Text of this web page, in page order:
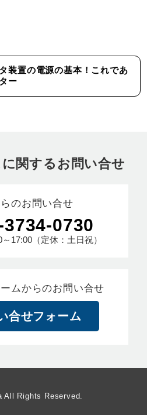
装置の電源の基本！これであ
ー
関するお問い合せ
のお問い合せ
3734-0730
～17:00（定休：土日祝）
ムからのお問い合せ
合せフォーム
Rights Reserved.